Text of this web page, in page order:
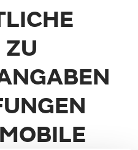
ZU